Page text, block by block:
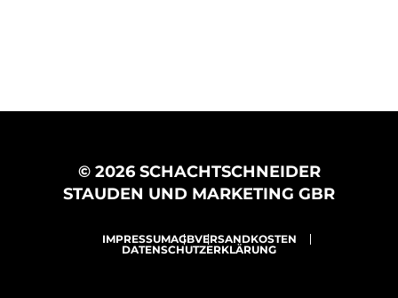
© 2026 SCHACHTSCHNEIDER
STAUDEN UND MARKETING GBR
IMPRESSUMAGBVERSANDKOSTEN
DATENSCHUTZERKLÄRUNG